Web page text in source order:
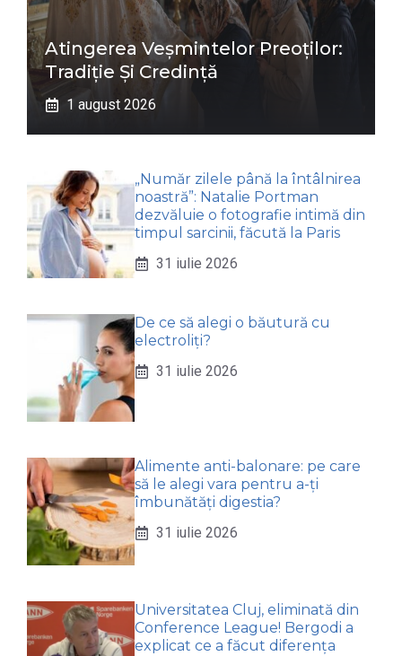
Atingerea Veșmintelor Preoților:
Tradiție Și Credință
1 august 2026
„Număr zilele până la întâlnirea
noastră”: Natalie Portman
dezvăluie o fotografie intimă din
timpul sarcinii, făcută la Paris
31 iulie 2026
De ce să alegi o băutură cu
electroliți?
31 iulie 2026
Alimente anti-balonare: pe care
să le alegi vara pentru a-ți
îmbunătăți digestia?
31 iulie 2026
Universitatea Cluj, eliminată din
Conference League! Bergodi a
explicat ce a făcut diferența